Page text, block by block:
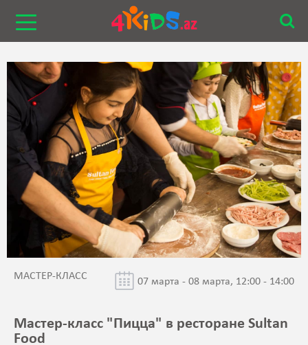
МАСТЕР-КЛАСС 07 марта - 08 марта, 12:00 - 14:00
Мастер-класс "Пицца" в ресторане Sultan
Food